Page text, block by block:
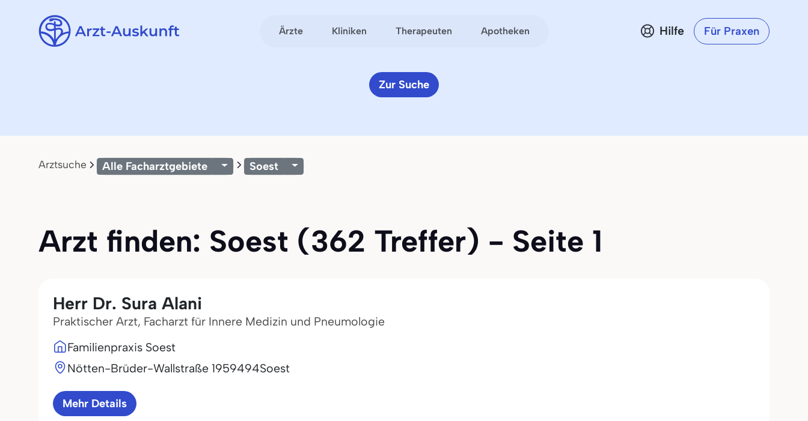
Ärzte Kliniken Therapeuten Apotheken Hilfe Für Praxen
Zur Suche
Arztsuche Alle Facharztgebiete Soest
Arzt finden: Soest (362 Treffer) - Seite 1
Herr Dr. Sura Alani
Praktischer Arzt, Facharzt für Innere Medizin und Pneumologie
Familienpraxis Soest
Nötten-Brüder-Wallstraße 1959494Soest
Mehr Details